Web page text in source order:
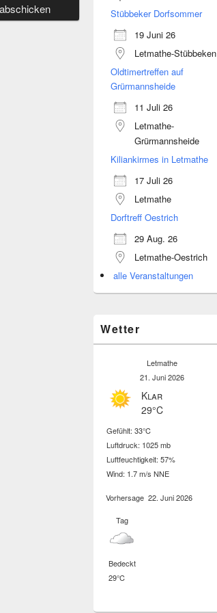
Stübbeker Dorfsommer
19 Juni 26
Letmathe-Stübbeken
Oldtimertreffen auf
Grürmannsheide
11 Juli 26
Letmathe-
Grürmannsheide
Kiliankirmes in Letmathe
17 Juli 26
Letmathe
Dorftreff Oestrich
29 Aug. 26
Letmathe-Oestrich
alle Veranstaltungen
Wetter
Letmathe
21. Juni 2026
Klar
29°C
Gefühlt: 33°C
Luftdruck: 1025 mb
Luftfeuchtigkeit: 57%
Wind: 1.7 m/s NNE
Vorhersage 22. Juni 2026
Tag
Bedeckt
29°C